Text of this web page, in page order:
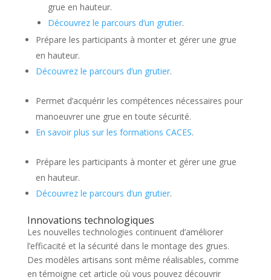
grue en hauteur.
Découvrez le parcours d’un grutier.
Prépare les participants à monter et gérer une grue
en hauteur.
Découvrez le parcours d’un grutier.
Permet d’acquérir les compétences nécessaires pour
manoeuvrer une grue en toute sécurité.
En savoir plus sur les formations CACES.
Prépare les participants à monter et gérer une grue
en hauteur.
Découvrez le parcours d’un grutier.
Innovations technologiques
Les nouvelles technologies continuent d’améliorer
l’efficacité et la sécurité dans le montage des grues.
Des modèles artisans sont même réalisables, comme
en témoigne cet article où vous pouvez découvrir